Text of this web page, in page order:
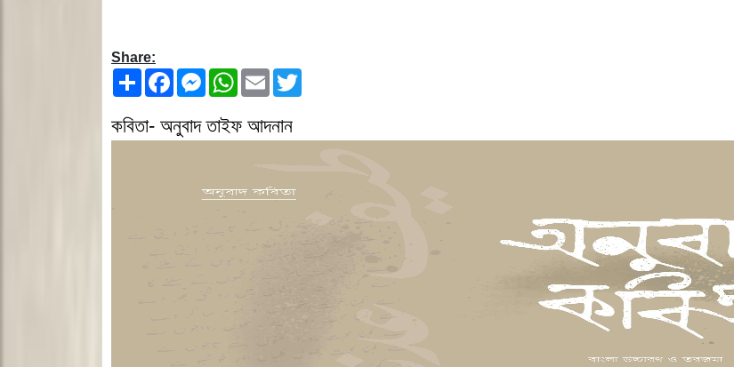
Share:
ShareFacebookMessenger
WhatsApp
Email
কবিতা- অনুবাদ তাইফ আদনান